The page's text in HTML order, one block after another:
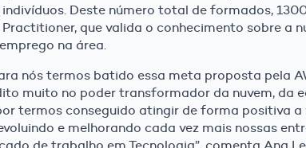
Deste número total de formados,
que valida o conhecimento sobre a
na área.
nós termos batido essa meta proposta pela
muito no poder transformador da nuvem, da
termos conseguido atingir de forma positiva a
e melhorando cada vez mais nossas